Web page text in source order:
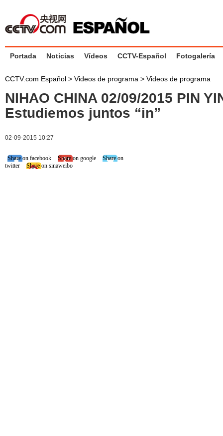
Portada Noticias Vídeos CCTV-Español Fotogalería
CCTV.com Español > Videos de programa > Videos de programa
NIHAO CHINA 02/09/2015 PIN
Estudiemos juntos “in”
02-09-2015 10:27
Share on facebook Share on google
Share on
twitter
Share on sinaweibo